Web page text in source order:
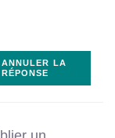
ANNULER LA
RÉPONSE